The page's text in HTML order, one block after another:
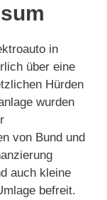
in
über eine
Hürden
wurden
von Bund und
auch kleine
befreit.